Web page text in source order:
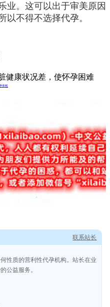
业。这可以出于审美原因
以不得不选择代孕。
健康状况差，使怀孕困难
性质的营利性代孕机构。站长在业
公益服务。
联系站长